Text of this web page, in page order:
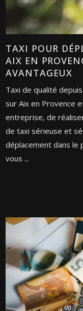
TAXI POUR
AIX EN
AVANTAGEUX
Taxi de qualité
sur Aix en Provence
entreprise, de
de taxi sérieuse et
déplacement dans le
vous ...